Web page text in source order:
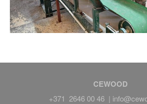
CEWOOD
+371 2646 00 46 |